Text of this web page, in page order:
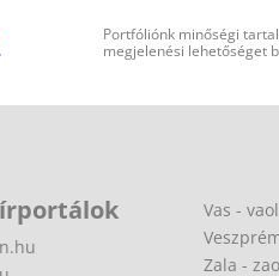
Portfóliónk minőségi
megjelenési lehetőséget
Vas -
Zala -